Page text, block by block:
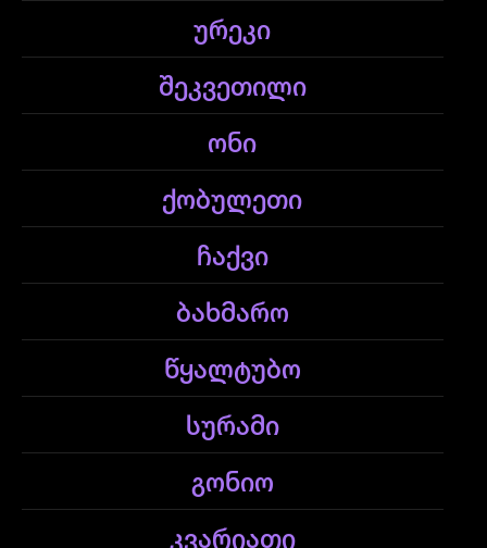
ურეკი
შეკვეთილი
ონი
ქობულეთი
ჩაქვი
ბახმარო
წყალტუბო
სურამი
გონიო
კვარიათი